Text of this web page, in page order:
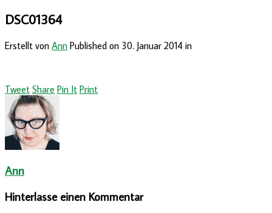
DSC01364
Erstellt von Ann Published on 30. Januar 2014 in
Tweet Share Pin It Print
Ann
Hinterlasse einen Kommentar